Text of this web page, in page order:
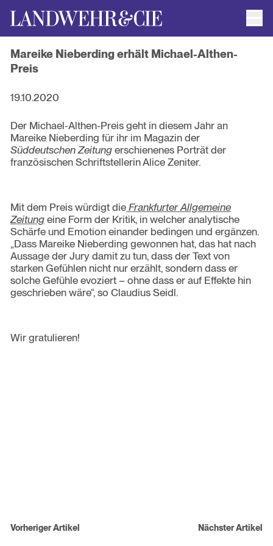
AUTOR*INNEN
AKTUELLE TITEL
Mareike Nieberding erhält Michael-Althen-
Preis
19.10.2020
Der Michael-Althen-Preis geht in diesem Jahr an
Mareike Nieberding für ihr im Magazin der
Süddeutschen Zeitung erschienenes Porträt der
französischen Schriftstellerin Alice Zeniter.
Mit dem Preis würdigt die Frankfurter Allgemeine
Zeitung eine Form der Kritik, in welcher analytische
Schärfe und Emotion einander bedingen und ergänzen.
„Dass Mareike Nieberding gewonnen hat, das hat nach
Aussage der Jury damit zu tun, dass der Text von
starken Gefühlen nicht nur erzählt, sondern dass er
solche Gefühle evoziert – ohne dass er auf Effekte hin
geschrieben wäre“, so Claudius Seidl.
Wir gratulieren!
Beitragsnavigation Nächster Artikel
Vorheriger Artikel